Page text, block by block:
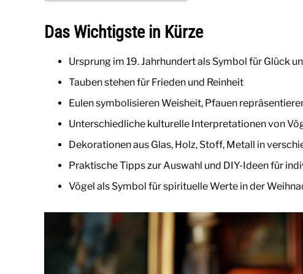
Das Wichtigste in Kürze
Ursprung im 19. Jahrhundert als Symbol für Glück
Tauben stehen für Frieden und Reinheit
Eulen symbolisieren Weisheit, Pfauen
Unterschiedliche kulturelle Interpretationen von
Dekorationen aus Glas, Holz, Stoff, Metall in
Praktische Tipps zur Auswahl und DIY-Ideen für
Vögel als Symbol für spirituelle Werte in der